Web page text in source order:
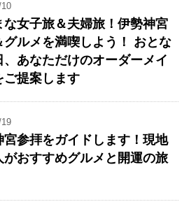
な女子旅＆夫婦旅！伊勢神宮
グルメを満喫しよう！ おとな
、あなただけのオーダーメイ
ご提案します
宮参拝をガイドします！現地
がおすすめグルメと開運の旅